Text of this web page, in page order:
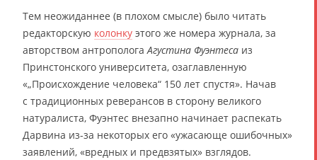
Тем неожиданнее (в плохом смысле) было читать
редакторскую колонку этого же номера журнала, за
авторством антропологаАгустина Фуэнтеса из
Принстонского университета, озаглавленную
«„Происхождение человека“ 150 лет спустя». Начав
с традиционных реверансов в сторону великого
натуралиста, Фуэнтес внезапно начинает распекать
Дарвина из-за некоторых его «ужасающе ошибочных»
заявлений, «вредных и предвзятых» взглядов.